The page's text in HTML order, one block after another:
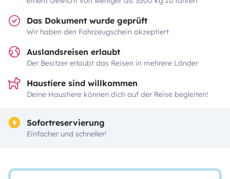
Das Dokument wurde geprüft
Wir haben den Fahrzeugschein akzeptiert
Auslandsreisen erlaubt
Der Besitzer erlaubt das Reisen in mehrere Länder
Haustiere sind willkommen
Deine Haustiere können dich auf der Reise begleiten!
Sofortreservierung
Einfacher und schneller!